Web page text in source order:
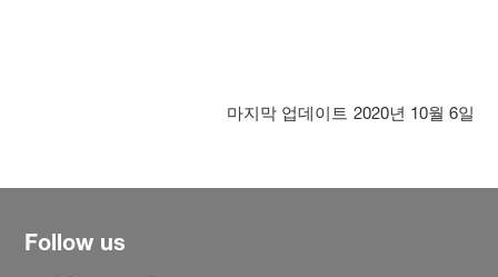
마지막 업데이트 2020년 10월 6일
Follow us